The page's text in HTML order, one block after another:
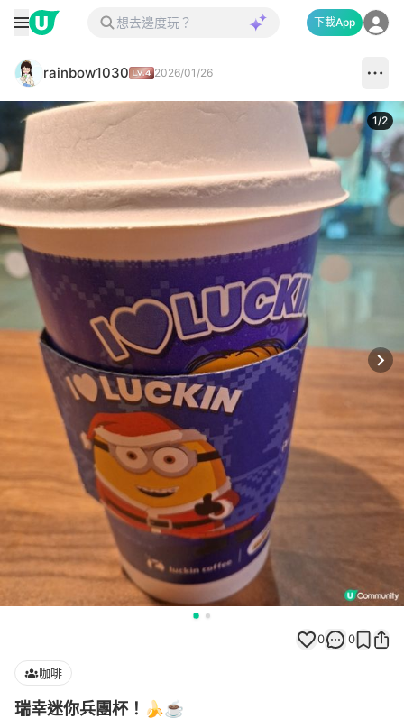
下載App
rainbow1030 2026/01/26
1/2
0 0
咖啡
瑞幸迷你兵團杯！🍌☕️